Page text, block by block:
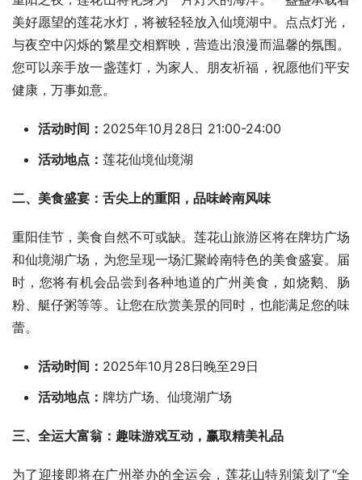
美好愿望的莲花水灯，将被轻轻放入仙境湖中。点点灯光，
与夜空中闪烁的繁星交相辉映，营造出浪漫而温馨的氛围。
您可以亲手放一盏莲灯，为家人、朋友祈福，祝愿他们平安
健康，万事如意。
活动时间： 2025年10月28日 21:00-24:00
活动地点： 莲花仙境仙境湖
二、美食盛宴：舌尖上的重阳，品味岭南风味
重阳佳节，美食自然不可或缺。莲花山旅游区将在牌坊广场
和仙境湖广场，为您呈现一场汇聚岭南特色的美食盛宴。届
时，您将有机会品尝到各种地道的广州美食，如烧鹅、肠
粉、艇仔粥等等。让您在欣赏美景的同时，也能满足您的味
蕾。
活动时间： 2025年10月28日晚至29日
活动地点： 牌坊广场、仙境湖广场
三、全运大富翁：趣味游戏互动，赢取精美礼品
为了迎接即将在广州举办的全运会，莲花山特别策划了“全